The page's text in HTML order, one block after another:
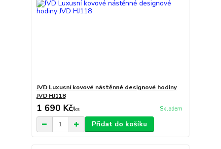
JVD Luxusní kovové nástěnné designové hodiny
JVD HJ118
1 690 Kč/ks Skladem
Přidat do košíku